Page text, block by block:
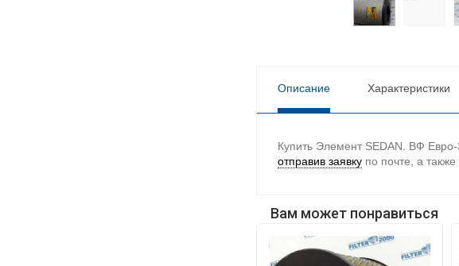
Описание Характеристики
Купить Элемент SEDAN. ВФ
отправив заявку по почте, а
Вам может понравиться